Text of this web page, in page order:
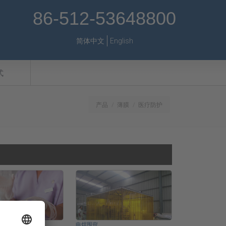
86-512-53648800
简体中文 English
产品 薄膜 医疗防护
电焊围帘